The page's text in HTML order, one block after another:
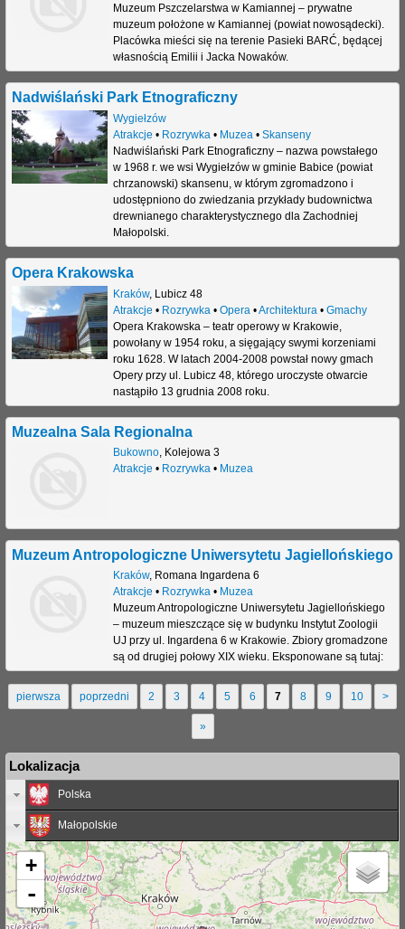
Muzeum Pszczelarstwa w Kamiannej – prywatne
muzeum położone w Kamiannej (powiat nowosądecki).
Placówka mieści się na terenie Pasieki BARĆ, będącej
własnością Emilii i Jacka Nowaków.
Nadwiślański Park Etnograficzny
Wygiełzów
Atrakcje • Rozrywka • Muzea • Skanseny
Nadwiślański Park Etnograficzny – nazwa powstałego
w 1968 r. we wsi Wygiełzów w gminie Babice (powiat
chrzanowski) skansenu, w którym zgromadzono i
udostępniono do zwiedzania przykłady budownictwa
drewnianego charakterystycznego dla Zachodniej
Małopolski.
Opera Krakowska
Kraków, Lubicz 48
Atrakcje • Rozrywka • Opera •Architektura • Gmachy
Opera Krakowska – teatr operowy w Krakowie,
powołany w 1954 roku, a sięgający swymi korzeniami
roku 1628. W latach 2004-2008 powstał nowy gmach
Opery przy ul. Lubicz 48, którego uroczyste otwarcie
nastąpiło 13 grudnia 2008 roku.
Muzealna Sala Regionalna
Bukowno, Kolejowa 3
Atrakcje • Rozrywka• Muzea
Muzeum Antropologiczne Uniwersytetu Jagiellońskiego
Kraków, Romana Ingardena 6
Atrakcje • Rozrywka• Muzea
Muzeum Antropologiczne Uniwersytetu Jagiellońskiego
– muzeum mieszczące się w budynku Instytut Zoologii
UJ przy ul. Ingardena 6 w Krakowie. Zbiory gromadzone
są od drugiej połowy XIX wieku. Eksponowane są tutaj:
S
r
o
n
y
pierwsza poprzedni 2 3 4 5 6 7 8 9 10 >
»
Lokalizacja
Polska
Małopolskie
+
-